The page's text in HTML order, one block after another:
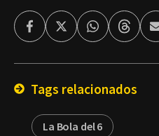
FacebookTwitterWhatsapp
Tags relacionados
La Bola del 6